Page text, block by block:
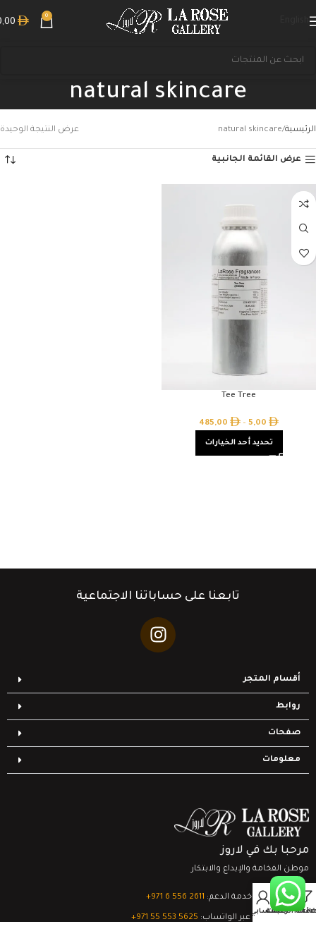
0
natural skincare
الرئيسية natural skincare عرض النتيجة الوحيدة
عرض القائمة الجانبية
Tee Tree
5,00
–
485,00
تحديد أحد الخيارات
تابعنا على حساباتنا الاجتماعية
أقسام المتجر
روابط
صفحات
معلومات
مرحبا بك في لاروز
موطن الفخامة والإبداع والابتكار
تواصل مع خدمة الدعم: ‎+971 6 556 2611
الدعم الفني عبر الواتساب: ‎+971 55 553 5625
قائمة الرغبات
0
السلةحسابي